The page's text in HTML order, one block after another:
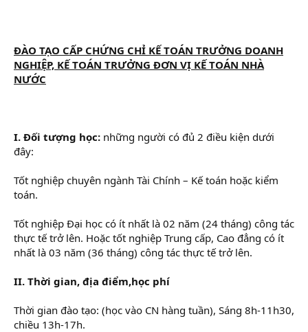
ĐÀO TẠO CẤP CHỨNG CHỈ KẾ TOÁN TRƯỞNG DOANH
NGHIỆP, KẾ TOÁN TRƯỞNG ĐƠN VỊ KẾ TOÁN NHÀ
NƯỚC
I. Đối tượng học: những người có đủ 2 điều kiện dưới
đây:
Tốt nghiệp chuyên ngành Tài Chính – Kế toán hoặc kiểm
toán.
Tốt nghiệp Đại học có ít nhất là 02 năm (24 tháng) công tác
thực tế trở lên. Hoặc tốt nghiệp Trung cấp, Cao đẳng có ít
nhất là 03 năm (36 tháng) công tác thực tế trở lên.
II. Thời gian, địa điểm,học phí
Thời gian đào tạo: (học vào CN hàng tuần), Sáng 8h-11h30,
chiều 13h-17h.